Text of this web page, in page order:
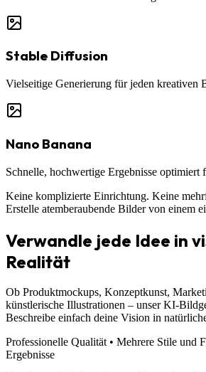
Stable Diffusion
Vielseitige Generierung für jeden kreativen
Nano Banana
Schnelle, hochwertige Ergebnisse
Keine komplizierte Einrichtung. Keine
Erstelle atemberaubende Bilder von einem
Verwandle jede Idee in
Realität
Ob Produktmockups, Konzeptkunst,
künstlerische Illustrationen – unser KI-
Beschreibe einfach deine Vision in
Professionelle Qualität • Mehrere Stile und
Ergebnisse